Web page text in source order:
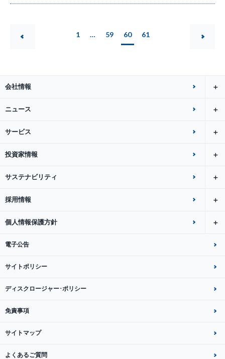
1 … 59 60 61
会社情報
ニュース
サービス
投資家情報
サステナビリティ
採用情報
個人情報保護方針
電子公告
サイトポリシー
ディスクロージャー･ポリシー
免責事項
サイトマップ
よくあるご質問